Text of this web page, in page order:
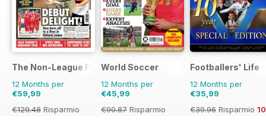
The Non-League Football Paper
12 Months per
€59,99
€129.48 Risparmio
World Soccer
12 Months per
€45,99
€90.87 Risparmio
Footballers' Life
12 Months per
€35,99
€39.96 Risparmio